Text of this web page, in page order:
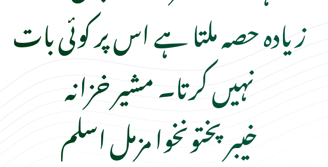
زیادہ حصہ ملتا ہے اس پر کوئی بات
نہیں کرتا۔ مشیر خزانہ
خیبرپختونخوا مزمل اسلم